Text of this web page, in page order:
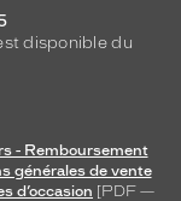
disponible du
- Remboursement
générales de vente
d’occasion [PDF —